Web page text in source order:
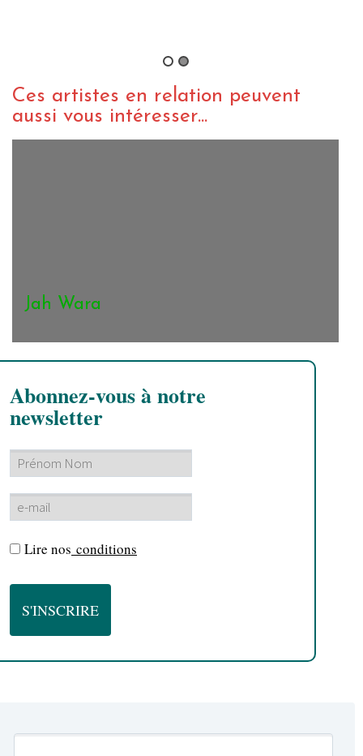
Ces artistes en relation peuvent
aussi vous intéresser...
Jah Wara
Abonnez-vous à notre
newsletter
Lire nos conditions